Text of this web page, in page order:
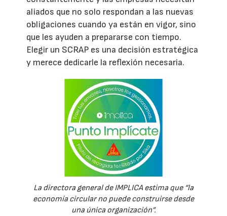
aliados que no solo respondan a las nuevas
obligaciones cuando ya están en vigor, sino
que les ayuden a prepararse con tiempo.
Elegir un SCRAP es una decisión estratégica
y merece dedicarle la reflexión necesaria.
La directora general de IMPLICA estima que “la
economía circular no puede construirse desde
una única organización”.